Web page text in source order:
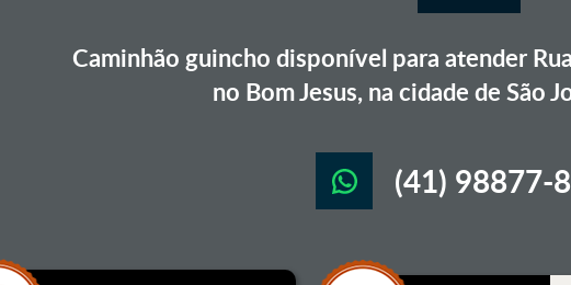
Caminhão guincho disponível para atender
no Bom Jesus, na cidade de São
(41) 98877-